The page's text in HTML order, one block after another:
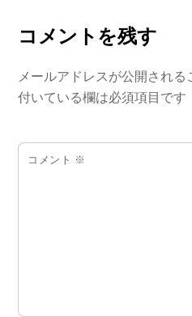
コメントを残す
メールアドレスが公開される
付いている欄は必須項目です
コメント ※